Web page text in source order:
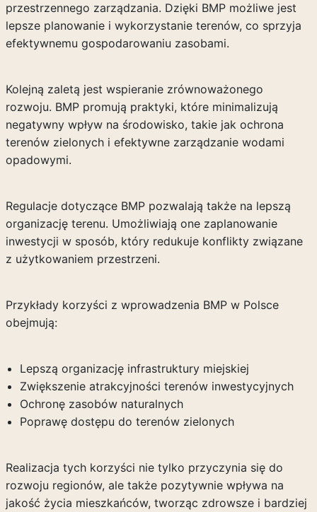
przestrzennego zarządzania. Dzięki BMP możliwe jest
lepsze planowanie i wykorzystanie terenów, co sprzyja
efektywnemu gospodarowaniu zasobami.
Kolejną zaletą jest wspieranie zrównoważonego
rozwoju. BMP promują praktyki, które minimalizują
negatywny wpływ na środowisko, takie jak ochrona
terenów zielonych i efektywne zarządzanie wodami
opadowymi.
Regulacje dotyczące BMP pozwalają także na lepszą
organizację terenu. Umożliwiają one zaplanowanie
inwestycji w sposób, który redukuje konflikty związane
z użytkowaniem przestrzeni.
Przykłady korzyści z wprowadzenia BMP w Polsce
obejmują:
Lepszą organizację infrastruktury miejskiej
Zwiększenie atrakcyjności terenów inwestycyjnych
Ochronę zasobów naturalnych
Poprawę dostępu do terenów zielonych
Realizacja tych korzyści nie tylko przyczynia się do
rozwoju regionów, ale także pozytywnie wpływa na
jakość życia mieszkańców, tworząc zdrowsze i bardziej